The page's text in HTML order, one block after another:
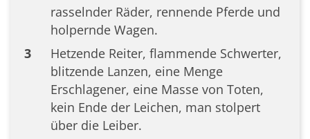
rasselnder Räder, rennende Pferde und
holpernde Wagen.
3
Hetzende Reiter, flammende Schwerter,
blitzende Lanzen, eine Menge
Erschlagener, eine Masse von Toten,
kein Ende der Leichen, man stolpert
über die Leiber.